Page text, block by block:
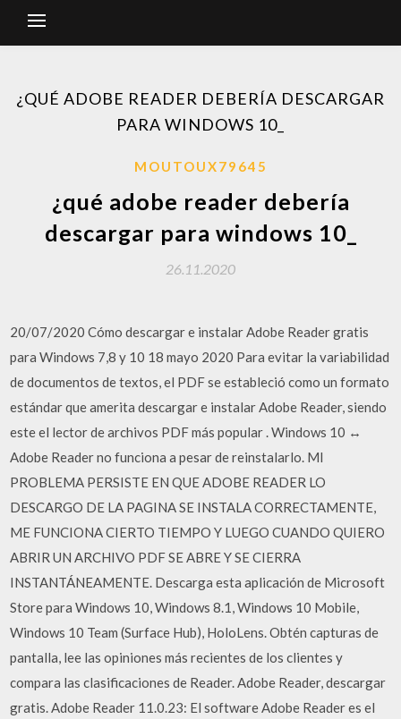
¿QUÉ ADOBE READER DEBERÍA DESCARGAR
PARA WINDOWS 10_
MOUTOUX79645
¿qué adobe reader debería
descargar para windows 10_
26.11.2020
20/07/2020 Cómo descargar e instalar Adobe Reader gratis
para Windows 7,8 y 10 18 mayo 2020 Para evitar la variabilidad
de documentos de textos, el PDF se estableció como un formato
estándar que amerita descargar e instalar Adobe Reader, siendo
este el lector de archivos PDF más popular . Windows 10 ↔
Adobe Reader no funciona a pesar de reinstalarlo. MI
PROBLEMA PERSISTE EN QUE ADOBE READER LO
DESCARGO DE LA PAGINA SE INSTALA CORRECTAMENTE,
ME FUNCIONA CIERTO TIEMPO Y LUEGO CUANDO QUIERO
ABRIR UN ARCHIVO PDF SE ABRE Y SE CIERRA
INSTANTÁNEAMENTE. Descarga esta aplicación de Microsoft
Store para Windows 10, Windows 8.1, Windows 10 Mobile,
Windows 10 Team (Surface Hub), HoloLens. Obtén capturas de
pantalla, lee las opiniones más recientes de los clientes y
compara las clasificaciones de Reader. Adobe Reader, descargar
gratis. Adobe Reader 11.0.23: El software Adobe Reader es el